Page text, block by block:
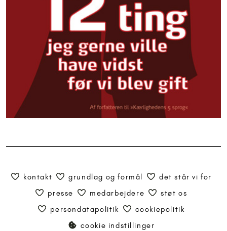
kontakt grundlag og formål
det står vi for
presse
medarbejdere
støt os
persondatapolitik
cookiepolitik
cookie indstillinger